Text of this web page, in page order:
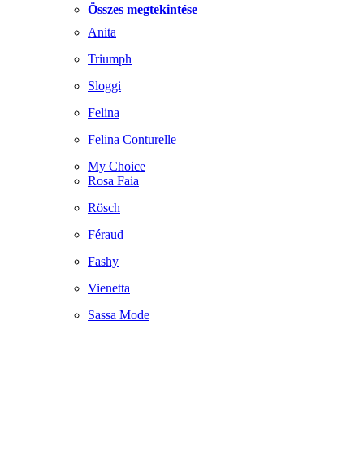
Összes megtekintése
Anita
Triumph
Sloggi
Felina
Felina Conturelle
My Choice
Rosa Faia
Rösch
Féraud
Fashy
Vienetta
Sassa Mode